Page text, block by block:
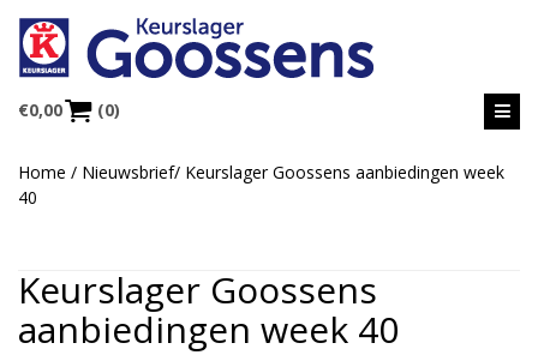
€0,00 (0)
Home / Nieuwsbrief/ Keurslager Goossens aanbiedingen week
40
Keurslager Goossens
aanbiedingen week 40